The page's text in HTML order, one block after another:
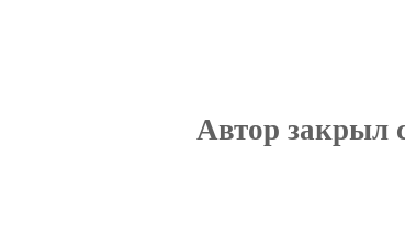
Автор закрыл